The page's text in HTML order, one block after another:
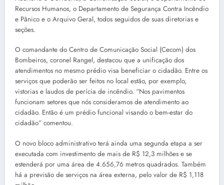
Recursos Humanos, o Departamento de Segurança Contra Incêndio
e Pânico e o Arquivo Geral, todos seguidos de suas diretorias e
seções.
O comandante do Centro de Comunicação Social (Cecom) dos
Bombeiros, coronel Rangel, destacou que a unificação dos
atendimentos no mesmo prédio visa beneficiar o cidadão. Entre os
serviços que poderão ser feitos no local estão, por exemplo,
vistorias e laudos de perícia de incêndio. “Nos pavimentos
funcionam setores que nós consideramos de atendimento ao
cidadão. Então é um prédio funcional visando o bem-estar do
cidadão” comentou.
O novo bloco administrativo terá ainda uma segunda etapa a ser
executada com investimento de mais de R$ 12,3 milhões e se
estenderá por uma área de 4.656,76 metros quadrados. Também
há a previsão de serviços na área externa, pelo valor de R$ 1,118